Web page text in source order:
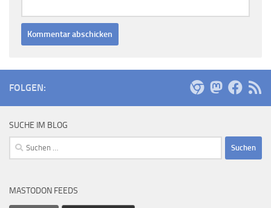
FOLGEN:
SUCHE IM BLOG
Suchen
nach:
MASTODON FEEDS